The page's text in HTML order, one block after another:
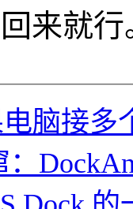
来就行
脑接多